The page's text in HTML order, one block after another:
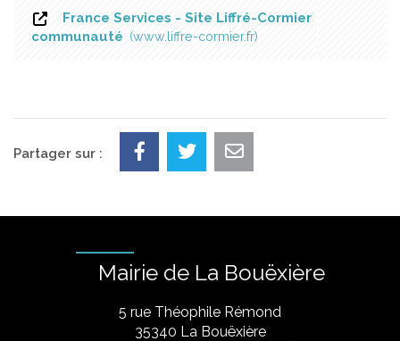
France Services - Site Liffré-Cormier
communauté
www.liffre-cormier.fr
Partager sur :
Mairie de La Bouëxière
5 rue Théophile Rémond
​35340 La Bouëxière